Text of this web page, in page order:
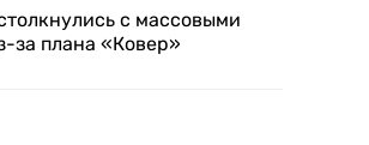
с массовыми
за плана «Ковер»